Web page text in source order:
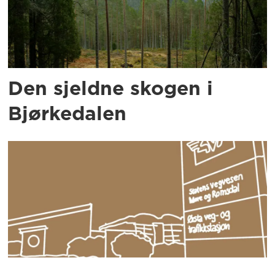
Den sjeldne skogen i
Bjørkedalen